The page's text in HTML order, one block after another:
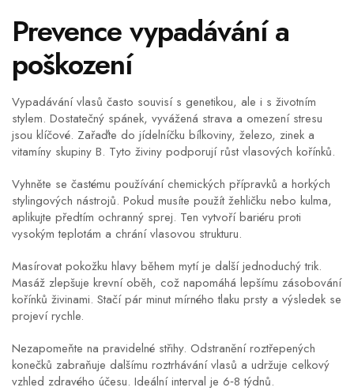
Prevence vypadávání a
poškození
Vypadávání vlasů často souvisí s genetikou, ale i s životním
stylem. Dostatečný spánek, vyvážená strava a omezení stresu
jsou klíčové. Zařaďte do jídelníčku bílkoviny, železo, zinek a
vitamíny skupiny B. Tyto živiny podporují růst vlasových kořínků.
Vyhněte se častému používání chemických přípravků a horkých
stylingových nástrojů. Pokud musíte použít žehličku nebo kulma,
aplikujte předtím ochranný sprej. Ten vytvoří bariéru proti
vysokým teplotám a chrání vlasovou strukturu.
Masírovat pokožku hlavy během mytí je další jednoduchý trik.
Masáž zlepšuje krevní oběh, což napomáhá lepšímu zásobování
kořínků živinami. Stačí pár minut mírného tlaku prsty a výsledek se
projeví rychle.
Nezapomeňte na pravidelné střihy. Odstranění roztřepených
konečků zabraňuje dalšímu roztrhávání vlasů a udržuje celkový
vzhled zdravého účesu. Ideální interval je 6‑8 týdnů.